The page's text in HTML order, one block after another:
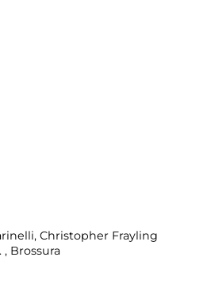
Christopher Frayling
, Brossura